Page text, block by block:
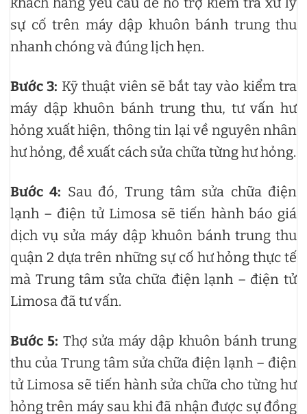
sự cố trên máy dập khuôn bánh trung thu
nhanh chóng và đúng lịch hẹn.
Bước 3: Kỹ thuật viên sẽ bắt tay vào kiểm tra
máy dập khuôn bánh trung thu, tư vấn hư
hỏng xuất hiện, thông tin lại về nguyên nhân
hư hỏng, đề xuất cách sửa chữa từng hư hỏng.
Bước 4: Sau đó, Trung tâm sửa chữa điện
lạnh – điện tử Limosa sẽ tiến hành báo giá
dịch vụ sửa máy dập khuôn bánh trung thu
quận 2 dựa trên những sự cố hư hỏng thực tế
mà Trung tâm sửa chữa điện lạnh – điện tử
Limosa đã tư vấn.
Bước 5: Thợ sửa máy dập khuôn bánh trung
thu của Trung tâm sửa chữa điện lạnh – điện
tử Limosa sẽ tiến hành sửa chữa cho từng hư
hỏng trên máy sau khi đã nhận được sự đồng